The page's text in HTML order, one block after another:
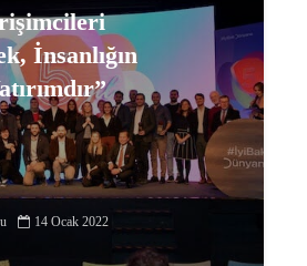
İnsanlığın
14 Ocak 2022